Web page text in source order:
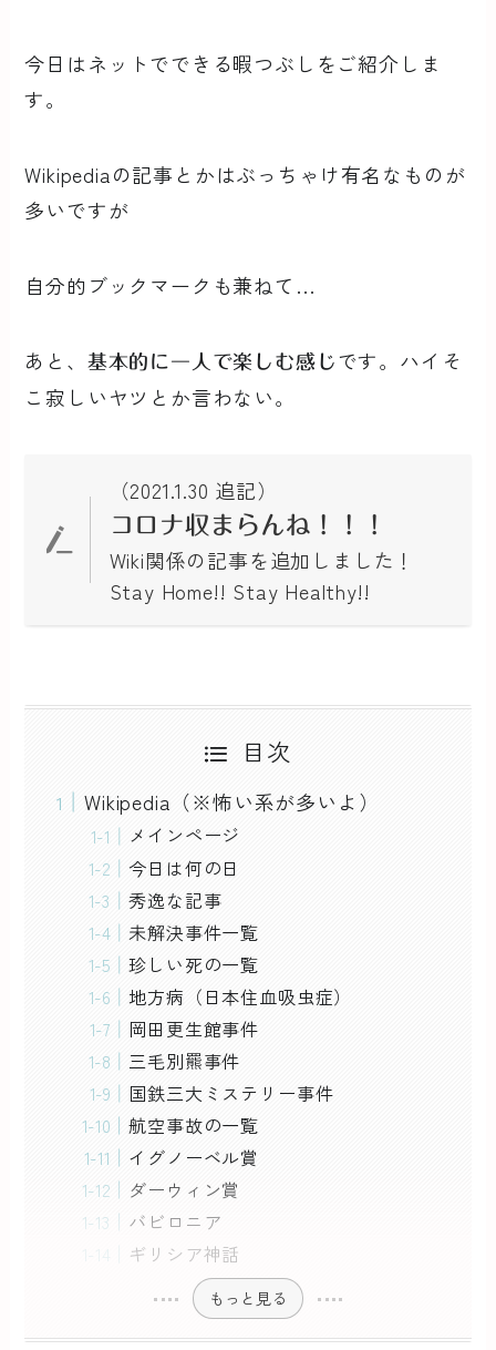
今日はネットでできる暇つぶしをご紹介しま
す。
Wikipediaの記事とかはぶっちゃけ有名なものが
多いですが
自分的ブックマークも兼ねて…
あと、 基本的に一人で楽しむ感じ です。ハイそ
こ寂しいヤツとか言わない。
（2021.1.30 追記）
コロナ収まらんね！！！
Wiki関係の記事を追加しました！
Stay Home!! Stay Healthy!!
目次
Wikipedia（※怖い系が多いよ）
メインページ
今日は何の日
秀逸な記事
未解決事件一覧
珍しい死の一覧
地方病（日本住血吸虫症）
岡田更生館事件
三毛別羆事件
国鉄三大ミステリー事件
航空事故の一覧
イグノーベル賞
ダーウィン賞
バビロニア
ギリシア神話
もっと見る